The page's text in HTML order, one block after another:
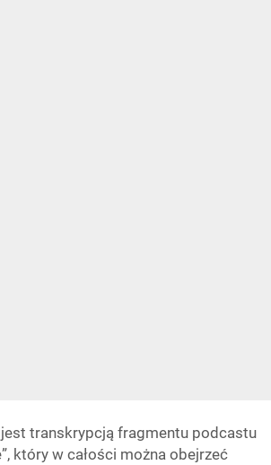
transkrypcją fragmentu podcastu
który w całości można obejrzeć